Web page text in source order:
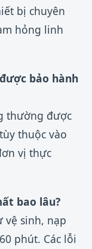
bị chuyên
hỏng linh
bảo hành
thường được
thuộc vào
vị thực
bao lâu?
sinh, nạp
phút. Các lỗi